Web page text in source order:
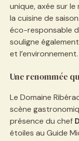
unique, axée sur
la cuisine de
éco-responsable
souligne
et l’environnement.
Une renommée
Le Domaine
scène
présence du chef
étoiles au Guide